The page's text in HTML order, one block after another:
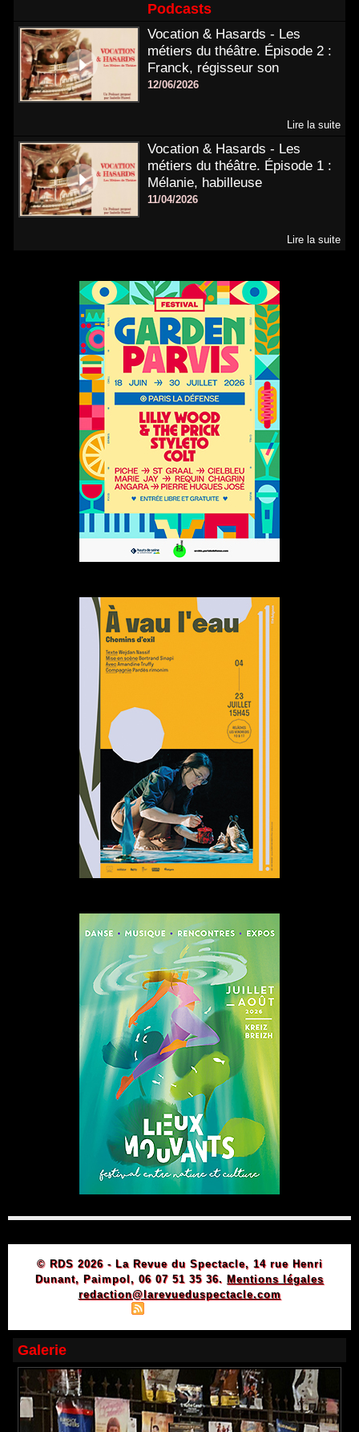
Podcasts
Vocation & Hasards - Les
métiers du théâtre. Épisode 2 :
Franck, régisseur son
12/06/2026
Lire la suite
Vocation & Hasards - Les
métiers du théâtre. Épisode 1 :
Mélanie, habilleuse
11/04/2026
Lire la suite
© RDS 2026 - La Revue du Spectacle, 14 rue Henri
Dunant, Paimpol, 06 07 51 35 36. Mentions légales
redaction@larevueduspectacle.com
Galerie